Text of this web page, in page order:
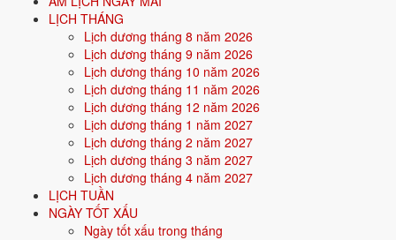
LỊCH THÁNG
Lịch dương tháng 8 năm 2026
Lịch dương tháng 9 năm 2026
Lịch dương tháng 10 năm 2026
Lịch dương tháng 11 năm 2026
Lịch dương tháng 12 năm 2026
Lịch dương tháng 1 năm 2027
Lịch dương tháng 2 năm 2027
Lịch dương tháng 3 năm 2027
Lịch dương tháng 4 năm 2027
LỊCH TUẦN
NGÀY TỐT XẤU
Ngày tốt xấu trong tháng
mùng 10 tháng Giêng
Cúng vía Thần Tài vào sáng mùng 10 tháng Giêng, giờ Thìn hoặc Tỵ
đẹp nhất. Lễ vật gồm bộ tam sên, cá lóc nướng, hoa quả. Đây là dịp
quan trọng nhất năm để cầu tài lộc.
Dịp cúng: Mùng 10 tháng Giêng
Mùng 10 tháng Giêng
Phân loại
Thần linh, Thổ địa & Tài lộc